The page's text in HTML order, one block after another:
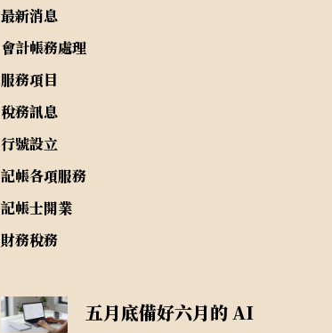
最新消息
會計帳務處理
服務項目
稅務訊息
行號設立
記帳各項服務
記帳士開業
財務稅務
五月底備好六月的 AI